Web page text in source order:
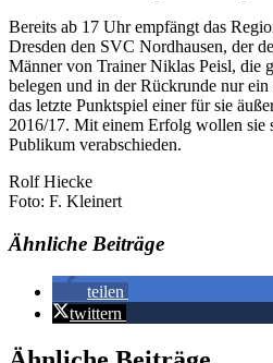
Bereits ab 17 Uhr empfängt das
Dresden den SVC Nordhausen, der
Männer von Trainer Niklas Peisl, die
belegen und in der Rückrunde nur
das letzte Punktspiel einer für sie
2016/17. Mit einem Erfolg wollen sie
Publikum verabschieden.
Rolf Hiecke
Foto: F. Kleinert
Ähnliche Beiträge
teilen
twittern